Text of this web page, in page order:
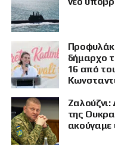
δήμαρχο
16 από
της
ακούγαμε